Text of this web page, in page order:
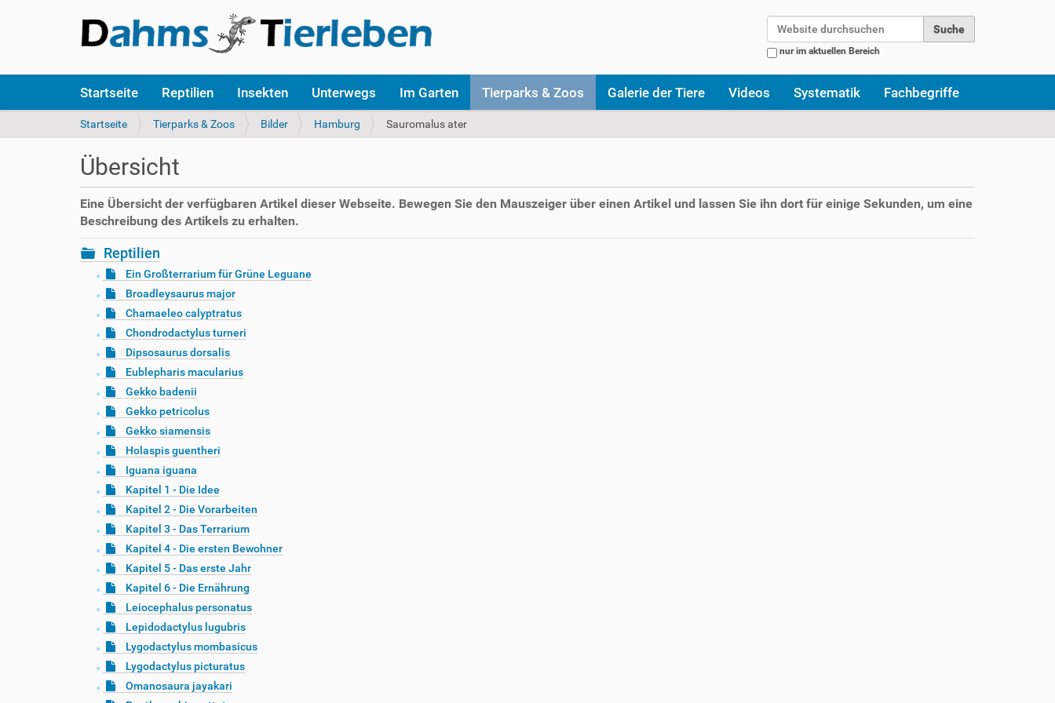
nur im aktuellen Bereich
k
Startseite Reptilien Insekten Unterwegs Im Garten Tierparks & Zoos Galerie der Tiere Videos Systematik Fachbegriffe
S
e
s
i
n
d
i
e
Startseite Tierparks & Zoos Bilder Hamburg Sauromalus ater
Übersicht
Eine Übersicht der verfügbaren Artikel dieser Webseite. Bewegen Sie den Mauszeiger über einen Artikel und lassen Sie ihn dort für einige Sekunden, um eine
Beschreibung des Artikels zu erhalten.
Reptilien
Ein Großterrarium für Grüne Leguane
Broadleysaurus major
Chamaeleo calyptratus
Chondrodactylus turneri
Dipsosaurus dorsalis
Eublepharis macularius
Gekko badenii
Gekko petricolus
Gekko siamensis
Holaspis guentheri
Iguana iguana
Kapitel 1 - Die Idee
Kapitel 2 - Die Vorarbeiten
Kapitel 3 - Das Terrarium
Kapitel 4 - Die ersten Bewohner
Kapitel 5 - Das erste Jahr
Kapitel 6 - Die Ernährung
Leiocephalus personatus
Lepidodactylus lugubris
Lygodactylus mombasicus
Lygodactylus picturatus
Omanosaura jayakari